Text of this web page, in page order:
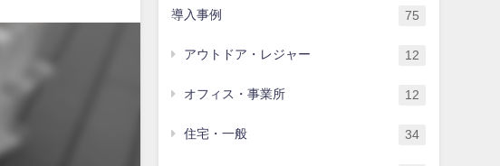
導入事例 75
アウトドア・レジャー 12
オフィス・事業所 12
住宅・一般 34